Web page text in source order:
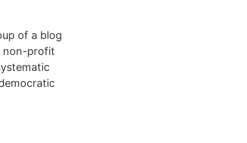
of a blog
non-profit